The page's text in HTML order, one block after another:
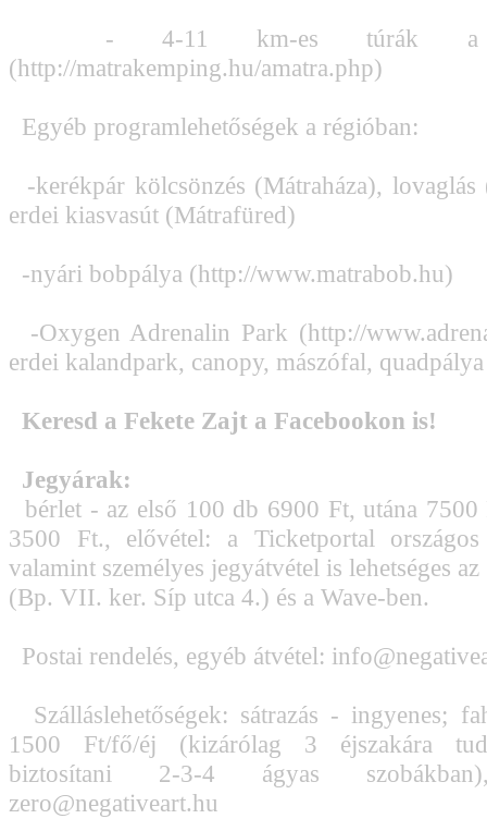
- 4-11 km-es túrák a
(http://matrakemping.hu/amatra.php)
Egyéb programlehetőségek a régióban:
-kerékpár kölcsönzés (Mátraháza),
erdei kiasvasút (Mátrafüred)
-nyári bobpálya (http://www.matrabob.hu)
-Oxygen Adrenalin Park (http://
erdei kalandpark, canopy, mászófal, quadpálya
Keresd a Fekete Zajt a Facebookon is!
Jegyárak:
bérlet - az első 100 db 6900 Ft, utána 7500
3500 Ft., elővétel: a Ticketportal országos
valamint személyes jegyátvétel is lehetséges
(Bp. VII. ker. Síp utca 4.) és a Wave-ben.
Postai rendelés, egyéb átvétel:
Szálláslehetőségek: sátrazás - ingyenes;
1500 Ft/fő/éj (kizárólag 3 éjszakára
biztosítani 2-3-4 ágyas
zero@negativeart.hu